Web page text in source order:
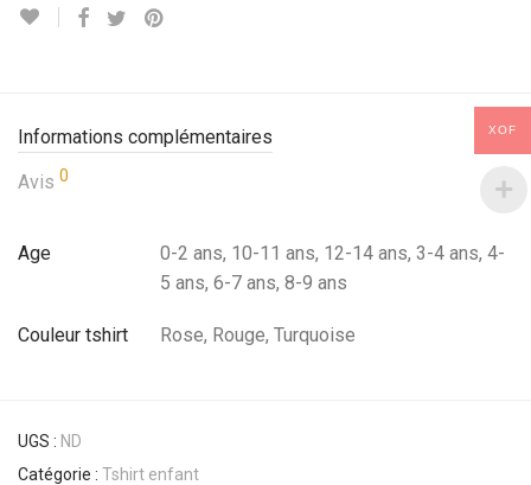
Informations complémentaires
Avis 0
Age
0-2 ans, 10-11 ans, 12-14 ans, 3-4 ans, 4-
5 ans, 6-7 ans, 8-9 ans
Couleur tshirt Rose, Rouge, Turquoise
UGS : ND
Catégorie : Tshirt enfant
XOF